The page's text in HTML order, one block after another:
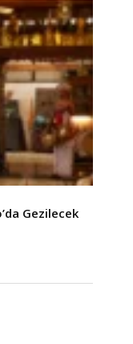
Gezilecek